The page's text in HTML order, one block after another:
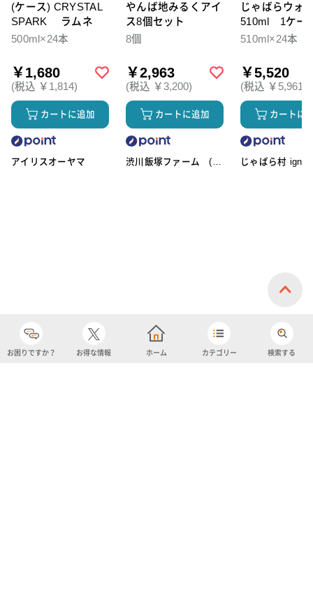
(ケース) CRYSTAL
SPARK ラムネ
500ml×24本
￥1,680
(税込 ￥1,814)
カートに追加
アイリスオーヤマ
やんば地みるくアイ
ス8個セット
8個
￥2,963
(税込 ￥3,200)
カートに追加
渋川飯塚ファーム (ア
じゃばらウォ
510ml 1ケー
本入
510ml×24本
￥5,520
(税込 ￥5,961)
カートに
じゃばら村
お困りですか？ お得な情報 ホーム カテゴリー 検索する